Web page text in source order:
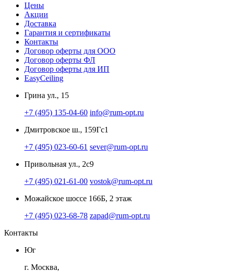
Цены
Акции
Доставка
Гарантия и сертификаты
Контакты
Договор оферты для ООО
Договор оферты ФЛ
Договор оферты для ИП
EasyCeiling
Грина ул., 15
+7 (495) 135-04-60 info@rum-opt.ru
Дмитровское ш., 159Гс1
+7 (495) 023-60-61 sever@rum-opt.ru
Привольная ул., 2с9
+7 (495) 021-61-00 vostok@rum-opt.ru
Можайское шоссе 166Б, 2 этаж
+7 (495) 023-68-78 zapad@rum-opt.ru
Контакты
Юг
г. Москва,